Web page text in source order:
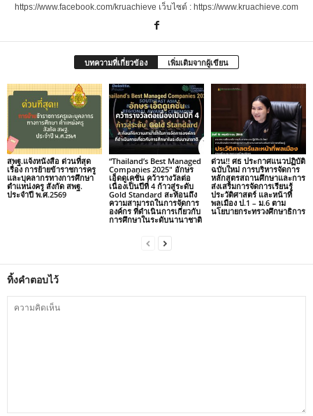
https://www.facebook.com/kruachieve เว็บไซต์ : https://www.kruachieve.com
บทความที่เกี่ยวข้อง เพิ่มเติมจากผู้เขียน
สพฐ.แจ้งหนังสือ ด่วนที่สุด
เรื่อง การย้ายข้าราชการครู
และบุคลากรทางการศึกษา
ตำแหน่งครู สังกัด สพฐ.
ประจำปี พ.ศ.2569
“Thailand’s Best Managed
Companies 2025″ อักษร
เอ็ดดูเคชั่น คว้ารางวัลต่อ
เนื่องเป็นปีที่ 4 ก้าวสู่ระดับ
Gold Standard สะท้อนถึง
ความสามารถในการจัดการ
องค์กร ที่ดำเนินการเกี่ยวกับ
การศึกษาในระดับนานาชาติ
ด่วน!! ศธ ประกาศแนวปฏิบัติ
ฉบับใหม่ การบริหารจัดการ
หลักสูตรสถานศึกษาและการ
ส่งเสริมการจัดการเรียนรู้
ประวัติศาสตร์ และหน้าที่
พลเมือง ป.1 – ม.6 ตาม
นโยบายกระทรวงศึกษาธิการ
ทิ้งคำตอบไว้